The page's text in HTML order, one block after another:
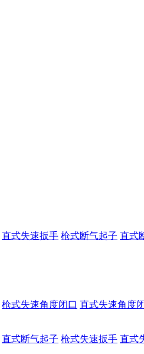
直式失速扳手 枪式断气起子 直式
枪式失速角度闭口 直式失速角度
直式断气起子 枪式失速扳手 直式